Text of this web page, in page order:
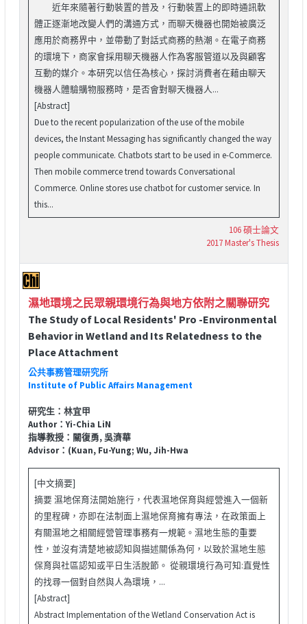
近年來隨著行動裝置的普及，行動裝置上的即時通訊軟
體正逐漸地改變人們的溝通方式，而聊天機器也開始被廣泛
應用於商務界中，並帶動了對話式商務的熱潮。在電子商務
的環境下，商家會採用聊天機器人作為客服管道以及與顧客
互動的媒介。本研究以信任為核心，探討消費者在藉由聊天
機器人體驗購物服務時，是否會對聊天機器人...
[Abstract]
Due to the recent popularization of the use of the mobile
devices, the Instant Messaging has significantly changed the way
people communicate. Chatbots start to be used in e-Commerce.
Then mobile commerce trend towards Conversational
Commerce. Online stores use chatbot for customer service. In
this...
106 碩士論文
2017 Master's Thesis
濕地環境之民眾親環境行為與地方依附之關聯研究
The Study of Local Residents' Pro -Environmental
Behavior in Wetland and Its Relatedness to the
Place Attachment
公共事務管理研究所
Institute of Public Affairs Management
研究生：林宜甲
Author：Yi-Chia LiN
指導教授：關復勇, 吳濟華
Advisor：(Kuan, Fu-Yung; Wu, Jih-Hwa
[中文摘要]
摘要 濕地保育法開始施行，代表濕地保育與經營進入一個新
的里程碑，亦即在法制面上濕地保育擁有專法，在政策面上
有關濕地之相關經營管理事務有一規範。濕地生態的重要
性，並沒有清楚地被認知與描述關係為何，以致於濕地生態
保育與社區認知或平日生活脫節。 從親環境行為可知:直覺性
的找尋一個對自然與人為環境，...
[Abstract]
Abstract Implementation of the Wetland Conservation Act is